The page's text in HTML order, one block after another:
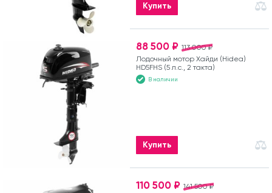
Купить
113 000 ₽
88 500 ₽
Лодочный мотор Хайди (Hidea)
HD5FHS (5 л.с., 2 такта)
В наличии
Купить
141 500 ₽
110 500 ₽